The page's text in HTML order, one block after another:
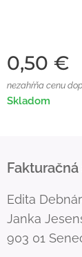
0,50 €
nezahŕňa cenu
Skladom
Edita
Janka
903 01